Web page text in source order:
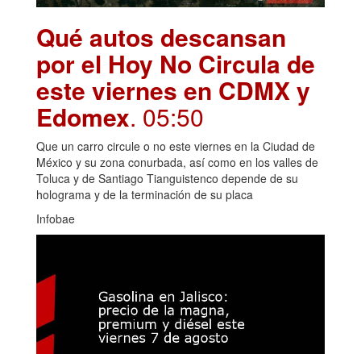
Qué autos descansan
por el Hoy No Circula de
este viernes en CDMX y
Edomex. 05:50
Que un carro circule o no este viernes en la Ciudad de
México y su zona conurbada, así como en los valles de
Toluca y de Santiago Tianguistenco depende de su
holograma y de la terminación de su placa
Infobae